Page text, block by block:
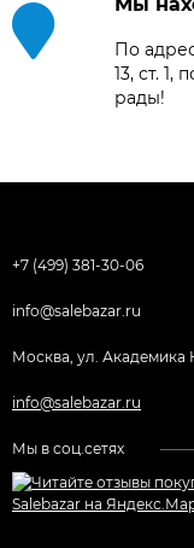
По
13, ст.
рады!
+7 (499) 381-30-06
info@salebazar.ru
Москва, ул. Академика
info@salebazar.ru
Мы в соц.сетях